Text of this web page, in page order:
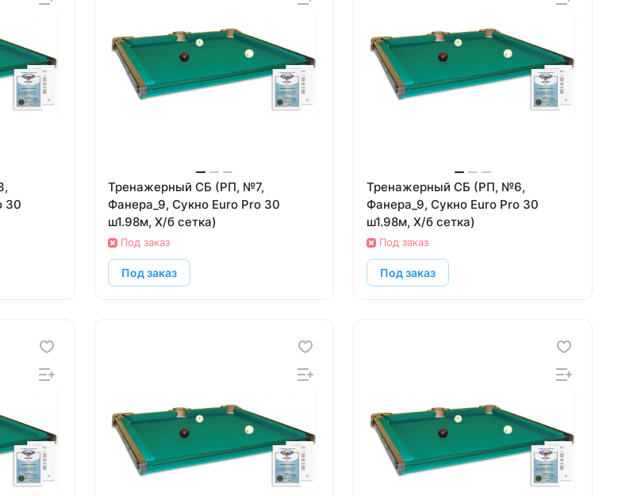
30
Тренажерный СБ (РП, №7,
Фанера_9, Сукно Euro Pro 30
ш1.98м, Х/б сетка)
Под заказ
Под заказ
Тренажерный СБ (РП, №6,
Фанера_9, Сукно Euro Pro 30
ш1.98м, Х/б сетка)
Под заказ
Под заказ